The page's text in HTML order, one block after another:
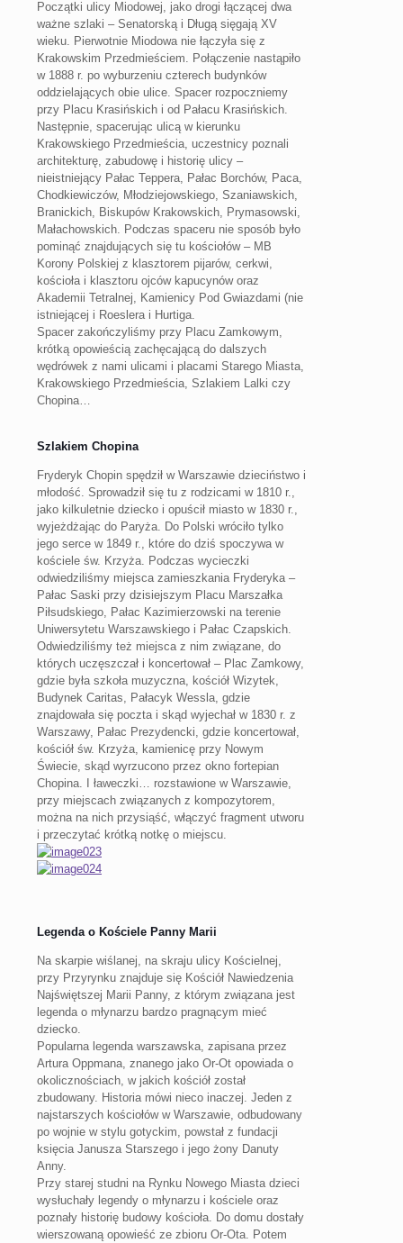
Początki ulicy Miodowej, jako drogi łączącej dwa
ważne szlaki – Senatorską i Długą sięgają XV
wieku. Pierwotnie Miodowa nie łączyła się z
Krakowskim Przedmieściem. Połączenie nastąpiło
w 1888 r. po wyburzeniu czterech budynków
oddzielających obie ulice. Spacer rozpoczniemy
przy Placu Krasińskich i od Pałacu Krasińskich.
Następnie, spacerując ulicą w kierunku
Krakowskiego Przedmieścia, uczestnicy poznali
architekturę, zabudowę i historię ulicy –
nieistniejący Pałac Teppera, Pałac Borchów, Paca,
Chodkiewiczów, Młodziejowskiego, Szaniawskich,
Branickich, Biskupów Krakowskich, Prymasowski,
Małachowskich. Podczas spaceru nie sposób było
pominąć znajdujących się tu kościołów – MB
Korony Polskiej z klasztorem pijarów, cerkwi,
kościoła i klasztoru ojców kapucynów oraz
Akademii Tetralnej, Kamienicy Pod Gwiazdami (nie
istniejącej i Roeslera i Hurtiga.
Spacer zakończyliśmy przy Placu Zamkowym,
krótką opowieścią zachęcającą do dalszych
wędrówek z nami ulicami i placami Starego Miasta,
Krakowskiego Przedmieścia, Szlakiem Lalki czy
Chopina…
Szlakiem Chopina
Fryderyk Chopin spędził w Warszawie dzieciństwo i
młodość. Sprowadził się tu z rodzicami w 1810 r.,
jako kilkuletnie dziecko i opuścił miasto w 1830 r.,
wyjeżdżając do Paryża. Do Polski wróciło tylko
jego serce w 1849 r., które do dziś spoczywa w
kościele św. Krzyża. Podczas wycieczki
odwiedziliśmy miejsca zamieszkania Fryderyka –
Pałac Saski przy dzisiejszym Placu Marszałka
Piłsudskiego, Pałac Kazimierzowski na terenie
Uniwersytetu Warszawskiego i Pałac Czapskich.
Odwiedziliśmy też miejsca z nim związane, do
których uczęszczał i koncertował – Plac Zamkowy,
gdzie była szkoła muzyczna, kościół Wizytek,
Budynek Caritas, Pałacyk Wessla, gdzie
znajdowała się poczta i skąd wyjechał w 1830 r. z
Warszawy, Pałac Prezydencki, gdzie koncertował,
kościół św. Krzyża, kamienicę przy Nowym
Świecie, skąd wyrzucono przez okno fortepian
Chopina. I ławeczki… rozstawione w Warszawie,
przy miejscach związanych z kompozytorem,
można na nich przysiąść, włączyć fragment utworu
i przeczytać krótką notkę o miejscu.
Legenda o Kościele Panny Marii
Na skarpie wiślanej, na skraju ulicy Kościelnej,
przy Przyrynku znajduje się Kościół Nawiedzenia
Najświętszej Marii Panny, z którym związana jest
legenda o młynarzu bardzo pragnącym mieć
dziecko.
Popularna legenda warszawska, zapisana przez
Artura Oppmana, znanego jako Or-Ot opowiada o
okolicznościach, w jakich kościół został
zbudowany. Historia mówi nieco inaczej. Jeden z
najstarszych kościołów w Warszawie, odbudowany
po wojnie w stylu gotyckim, powstał z fundacji
księcia Janusza Starszego i jego żony Danuty
Anny.
Przy starej studni na Rynku Nowego Miasta dzieci
wysłuchały legendy o młynarzu i kościele oraz
poznały historię budowy kościoła. Do domu dostały
wierszowaną opowieść ze zbioru Or-Ota. Potem